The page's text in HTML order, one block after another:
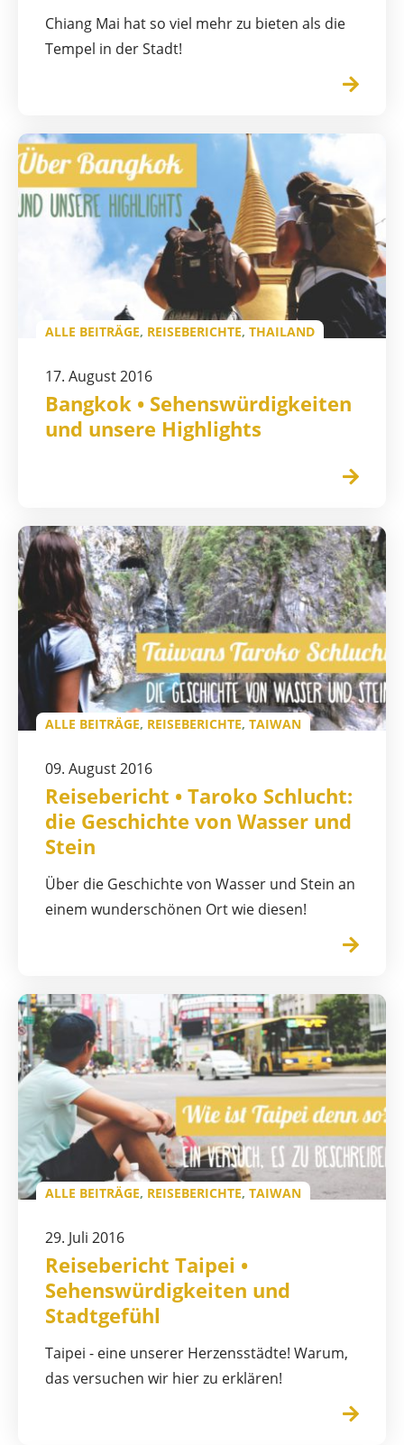
Chiang Mai hat so viel mehr zu bieten als die
Tempel in der Stadt!
ALLE BEITRÄGE, REISEBERICHTE, THAILAND
17. August 2016
Bangkok • Sehenswürdigkeiten
und unsere Highlights
ALLE BEITRÄGE, REISEBERICHTE, TAIWAN
09. August 2016
Reisebericht • Taroko Schlucht:
die Geschichte von Wasser und
Stein
Über die Geschichte von Wasser und Stein an
einem wunderschönen Ort wie diesen!
ALLE BEITRÄGE, REISEBERICHTE, TAIWAN
29. Juli 2016
Reisebericht Taipei •
Sehenswürdigkeiten und
Stadtgefühl
Taipei - eine unserer Herzensstädte! Warum,
das versuchen wir hier zu erklären!